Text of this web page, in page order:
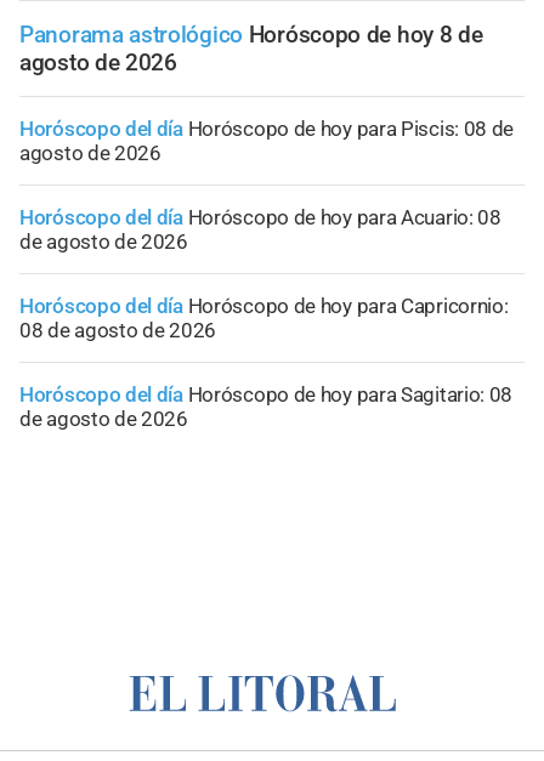
Panorama astrológico Horóscopo de hoy 8 de
agosto de 2026
Horóscopo del día Horóscopo de hoy para Piscis: 08 de
agosto de 2026
Horóscopo del día Horóscopo de hoy para Acuario: 08
de agosto de 2026
Horóscopo del día Horóscopo de hoy para Capricornio:
08 de agosto de 2026
Horóscopo del día Horóscopo de hoy para Sagitario: 08
de agosto de 2026